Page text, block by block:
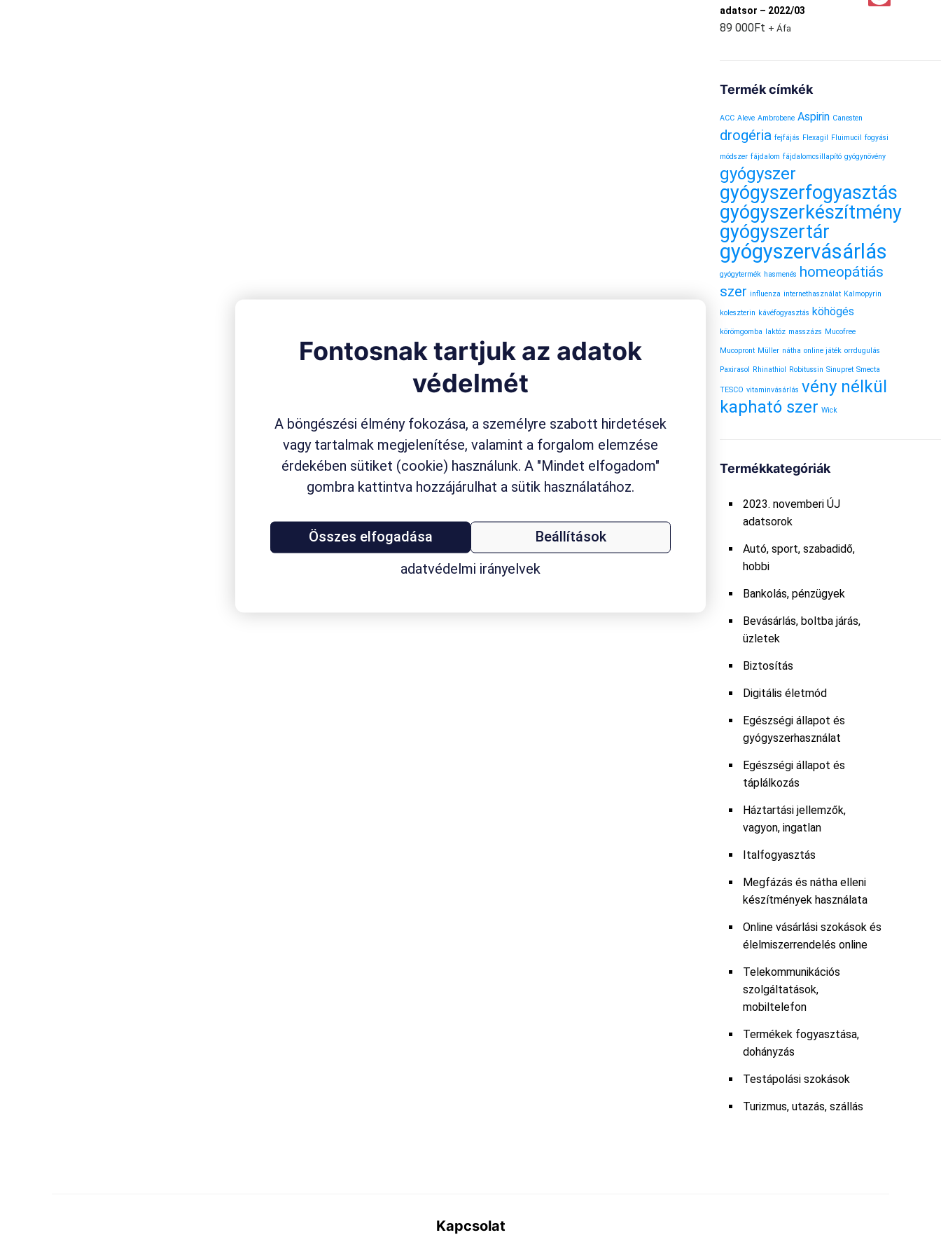
Fontosnak tartjuk az adatok
védelmét
A böngészési élmény fokozása, a személyre szabott hirdetések
vagy tartalmak megjelenítése, valamint a forgalom elemzése
érdekében sütiket (cookie) használunk. A "Mindet elfogadom"
gombra kattintva hozzájárulhat a sütik használatához.
Összes elfogadása
Beállítások
adatvédelmi irányelvek
adatsor – 2022/03
89 000Ft + Áfa
Termék címkék
ACC Aleve Ambrobene Aspirin Canesten
drogéria fejfájás Flexagil Fluimucil fogyási
módszer fájdalom fájdalomcsillapító gyógynövény
gyógyszer
gyógyszerfogyasztás
gyógyszerkészítmény
gyógyszertár
gyógyszervásárlás
gyógytermék hasmenés homeopátiás
szer influenza internethasználat Kalmopyrin
koleszterin kávéfogyasztás köhögés
körömgomba laktóz masszázs Mucofree
Mucopront Müller nátha online játék orrdugulás
Paxirasol Rhinathiol Robitussin Sinupret Smecta
TESCO vitaminvásárlás vény nélkül
kapható szer Wick
Termékkategóriák
2023. novemberi ÚJ
adatsorok
Autó, sport, szabadidő,
hobbi
Bankolás, pénzügyek
Bevásárlás, boltba járás,
üzletek
Biztosítás
Digitális életmód
Egészségi állapot és
gyógyszerhasználat
Egészségi állapot és
táplálkozás
Háztartási jellemzők,
vagyon, ingatlan
Italfogyasztás
Megfázás és nátha elleni
készítmények használata
Online vásárlási szokások és
élelmiszerrendelés online
Telekommunikációs
szolgáltatások,
mobiltelefon
Termékek fogyasztása,
dohányzás
Testápolási szokások
Turizmus, utazás, szállás
Kapcsolat